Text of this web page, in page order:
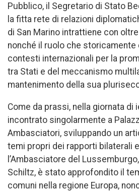
Pubblico, il Segretario di Stato
la fitta rete di relazioni
di San Marino intrattiene con
nonché il ruolo che storicamente
contesti internazionali per la
tra Stati e del meccanismo
mantenimento della sua
Come da prassi, nella giornata di
incontrato singolarmente a
Ambasciatori, sviluppando un
temi propri dei rapporti bilaterali
l’Ambasciatore del
Schiltz, è stato approfondito il
comuni nella regione Europa,